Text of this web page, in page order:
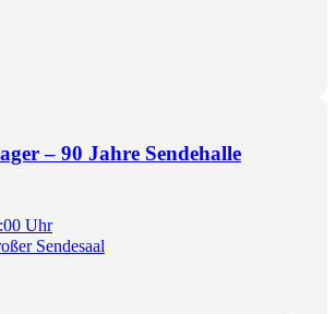
– 90 Jahre Sendehalle
Uhr
Sendesaal